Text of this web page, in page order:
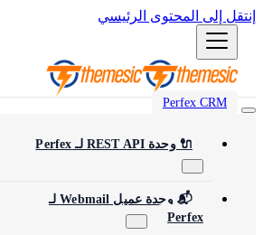
إنتقل إلى المحتوى الرئيسي
Perfex CRM
🔗
Integrations
Third-party services & APIs
⚙️
Automation & Tools
🔌 وحدة REST API لـ Perfex
📬 وحدة عميل Webmail لـ
Perfex